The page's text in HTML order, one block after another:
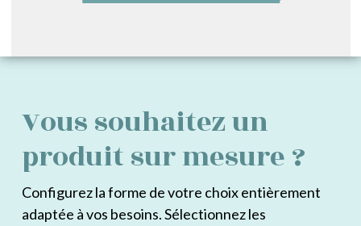
Vous souhaitez un
produit sur mesure ?
Configurez la forme de votre choix entièrement
adaptée à vos besoins. Sélectionnez les